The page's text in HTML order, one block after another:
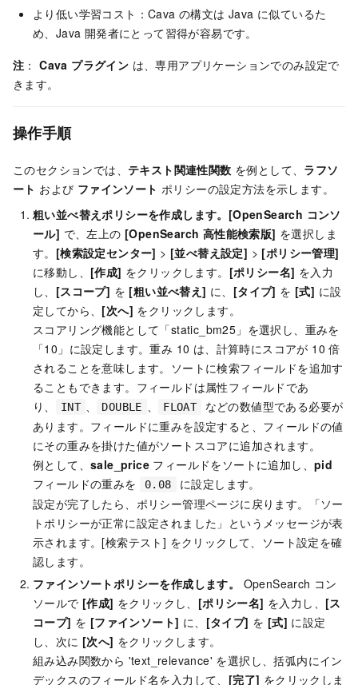
より低い学習コスト：Cava の構文は Java に似ているた
め、Java 開発者にとって習得が容易です。
注 ：Cava プラグイン は、専用アプリケーションでのみ設定で
きます。
操作手順
このセクションでは、 テキスト関連性関数 を例として、 ラフソ
ート および ファインソート ポリシーの設定方法を示します。
粗い並べ替えポリシーを作成します。 [OpenSearch コンソ
ール] で、左上の [OpenSearch 高性能検索版] を選択しま
す。 [検索設定センター] > [並べ替え設定] > [ポリシー管理]
に移動し、 [作成] をクリックします。 [ポリシー名] を入力
し、 [スコープ] を [粗い並べ替え] に、 [タイプ] を [式] に設
定してから、 [次へ] をクリックします。
スコアリング機能として「static_bm25」を選択し、重みを
「10」に設定します。重み 10 は、計算時にスコアが 10 倍
されることを意味します。ソートに検索フィールドを追加す
ることもできます。フィールドは属性フィールドであ
り、
INT DOUBLE FLOAT
などの数値型である必要が
あります。フィールドに重みを設定すると、フィールドの値
にその重みを掛けた値がソートスコアに追加されます。
例として、 sale_price フィールドをソートに追加し、 pid
フィールドの重みを
0.08
に設定します。
設定が完了したら、ポリシー管理ページに戻ります。「ソー
トポリシーが正常に設定されました」というメッセージが表
示されます。[検索テスト] をクリックして、ソート設定を確
認します。
ファインソートポリシーを作成します。
OpenSearch コン
ソールで [作成] をクリックし、 [ポリシー名] を入力し、 [ス
コープ] を [ファインソート] に、 [タイプ] を [式] に設定
し、次に [次へ] をクリックします。
組み込み関数から 'text_relevance' を選択し、括弧内にイン
デックスのフィールド名を入力して、 [完了] をクリックしま